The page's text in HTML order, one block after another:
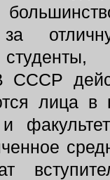
за
СССР
лица в